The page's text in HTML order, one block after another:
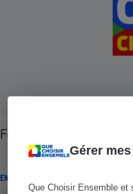
Gérer
Que Choisir Ensemble
Football - Des clubs
ENQUÊTE